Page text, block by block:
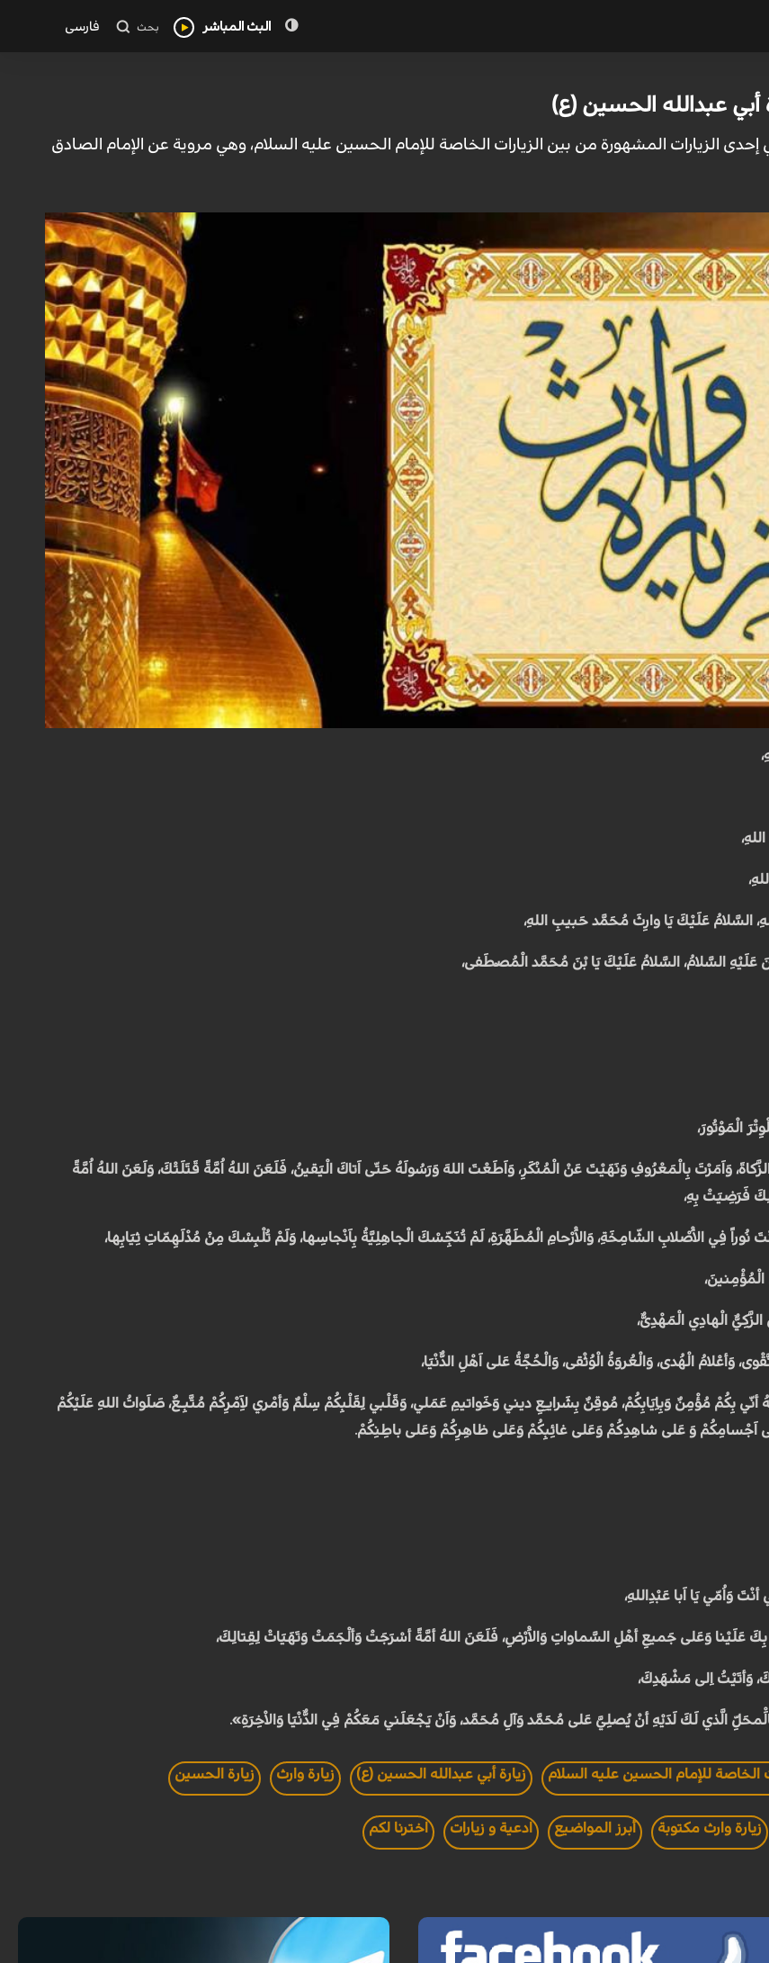
البث المباشر بحث فارسی
أبي عبدالله الحسين (ع)
إحدى الزيارات المشهورة من بين الزيارات الخاصة للإمام الحسين عليه السلام، وهي مروية عن الإمام الصادق
السَّلامُ عَلَيْكَ يَا وارِثَ مُحَمَّد حَبيبِ اللهِ،
عَلَيْهِ السَّلامُ، السَّلامُ عَلَيْكَ يَا بْنَ مُحَمَّد الْمُصْطَفى،
الْمَوْتُورَ،
وَاَمَرْتَ بِالْمَعْرُوفِ وَنَهَيْتَ عَنْ الْمُنْكَرِ، وَاَطَعْتَ اللهَ وَرَسُولَهُ حَتّى اَتاكَ الْيَقينُ، فَلَعَنَ اللهُ اُمَّةً قَتَلَتْكَ، وَلَعَنَ اللهُ اُمَّةً
فَرَضِيَتْ بِهِ،
نُوراً فِي الاَْصْلابِ الشّامِخَةِ، وَالاَْرْحامِ الْمُطَهَّرَةِ، لَمْ تُنَجِّسْكَ الْجاهِلِيَّةُ بِاَنْجاسِها، وَلَمْ تُلْبِسْكَ مِنْ مُدْلَهِمّاتِ ثِيَابِها،
الْهادِي الْمَهْدِىُّ،
وَأعْلامُ الْهُدى، وَالْعُروَةُ الْوُثْقى، وَالْحُجَّةُ عَلى اَهْلِ الدُّنْيَا،
أنّي بِكُمْ مُؤْمِنٌ وَبِاِيَابِكُمْ، مُوقِنٌ بِشَرايـِعِ ديني وَخَواتيمِ عَمَلي، وَقَلْبي لِقَلْبِكُمْ سِلْمٌ وَأمْري لاَِمْرِكُمْ مُتَّبِـعٌ، صَلَواتُ اللهِ عَلَيْكُمْ
اَجْسامِكُمْ وَ عَلى شاهِدِكُمْ وَعَلى غائِبِكُمْ وَعَلى ظاهِرِكُمْ وَعَلى باطِنِكُمْ.
وَاُمّي يَا اَبا عَبْدِاللهِ،
عَلَيْنا وَعَلى جَميعِ أهْلِ السَّماواتِ وَالاَْرْضِ، فَلَعَنَ اللهُ أمَّةً أسْرَجَتْ وَألْجَمَتْ وَتَهَيَاتْ لِقِتالِكَ،
وَأتَيْتُ اِلى مَشْهَدِكَ،
الَّذي لَكَ لَدَيْهِ أنْ يُصَلِيَّ عَلى مُحَمَّد وَآلِ مُحَمَّد، وَاَنْ يَجْعَلَني مَعَكُمْ فِي الدُّنْيَا وَالاْخِرَةِ».
الخاصة للإمام الحسين عليه السلام زيارة أبي عبدالله الحسين (ع) زيارة وارث زيارة الحسين
زيارة وارث مكتوبة أبرز المواضيع ادعية و زيارات اخترنا لكم